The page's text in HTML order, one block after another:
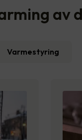
av
Varmestyring